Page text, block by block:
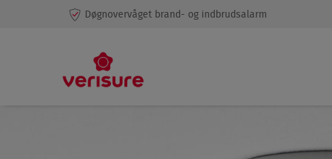
Døgnovervåget brand- og indbrudsalarm